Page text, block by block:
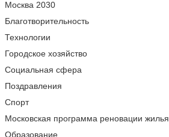
Москва 2030
Благотворительность
Технологии
Городское хозяйство
Социальная сфера
Поздравления
Спорт
Московская программа реновации жилья
Образование